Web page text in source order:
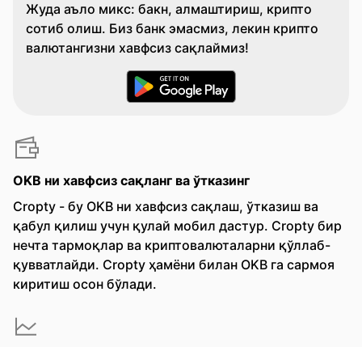
Жуда аъло микс: бакн, алмаштириш, крипто
сотиб олиш. Биз банк эмасмиз, лекин крипто
валютангизни хавфсиз сақлаймиз!
OKB ни хавфсиз сақланг ва ўтказинг
Cropty - бу OKB ни хавфсиз сақлаш, ўтказиш ва
қабул қилиш учун қулай мобил дастур. Cropty бир
нечта тармоқлар ва криптовалюталарни қўллаб-
қувватлайди. Cropty ҳамёни билан OKB га сармоя
киритиш осон бўлади.